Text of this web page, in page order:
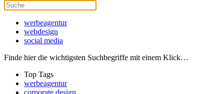
werbeagentur
webdesign
social media
Finde hier die wichtigsten Suchbegriffe mit einem Klick…
Top Tags
werbeagentur
corporate design